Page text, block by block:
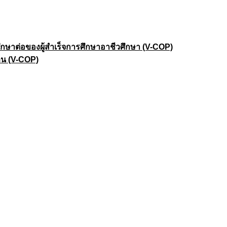
าต่อของผู้สำเร็จการศึกษาอาชีวศึกษา (V-COP)
(V-COP)